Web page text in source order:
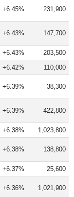
+6.45% 231,900
+6.43% 147,700
+6.43%
203,500
+6.42% 110,000
+6.39% 38,300
+6.39% 422,800
+6.38% 1,023,800
+6.38% 138,800
+6.37% 25,600
+6.36% 1,021,900